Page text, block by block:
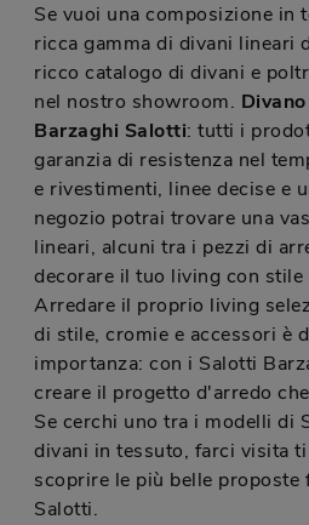
Se vuoi una composizione in
ricca gamma di divani lineari
ricco catalogo di divani e
nel nostro showroom.
Barzaghi Salotti: tutti i
garanzia di resistenza nel
e rivestimenti, linee decise e
negozio potrai trovare una
lineari, alcuni tra i pezzi di
decorare il tuo living con stile
Arredare il proprio living
di stile, cromie e accessori è
importanza: con i Salotti
creare il progetto d'arredo
Se cerchi uno tra i modelli di
divani in tessuto, farci visita
scoprire le più belle proposte
Salotti.